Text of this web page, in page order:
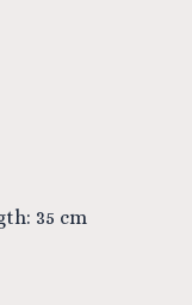
35 cm